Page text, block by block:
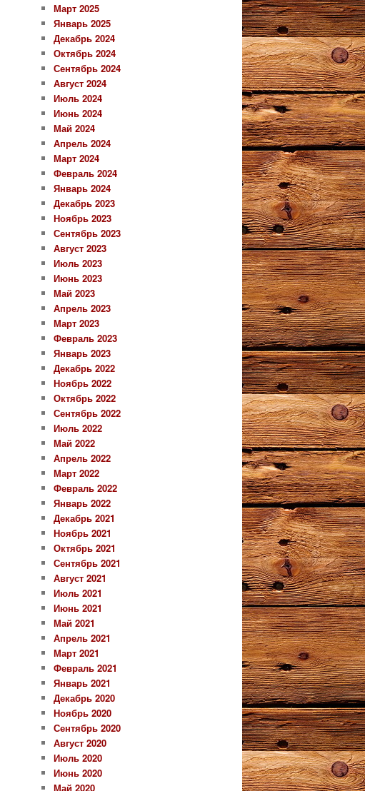
Март 2025
Январь 2025
Декабрь 2024
Октябрь 2024
Сентябрь 2024
Август 2024
Июль 2024
Июнь 2024
Май 2024
Апрель 2024
Март 2024
Февраль 2024
Январь 2024
Декабрь 2023
Ноябрь 2023
Сентябрь 2023
Август 2023
Июль 2023
Июнь 2023
Май 2023
Апрель 2023
Март 2023
Февраль 2023
Январь 2023
Декабрь 2022
Ноябрь 2022
Октябрь 2022
Сентябрь 2022
Июль 2022
Май 2022
Апрель 2022
Март 2022
Февраль 2022
Январь 2022
Декабрь 2021
Ноябрь 2021
Октябрь 2021
Сентябрь 2021
Август 2021
Июль 2021
Июнь 2021
Май 2021
Апрель 2021
Март 2021
Февраль 2021
Январь 2021
Декабрь 2020
Ноябрь 2020
Сентябрь 2020
Август 2020
Июль 2020
Июнь 2020
Май 2020